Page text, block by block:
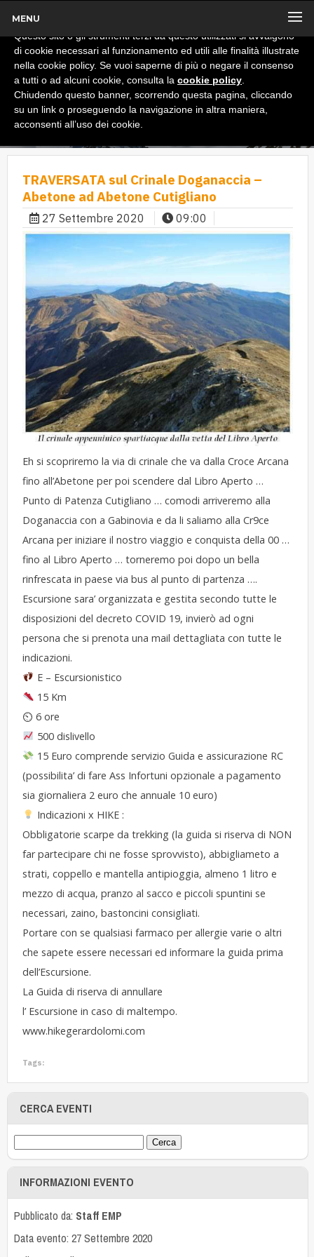
MENU
TRAVERSATA sul Crinale Doganaccia –
Abetone ad Abetone Cutigliano
27 Settembre 2020 09:00
Eh si scopriremo la via di crinale che va dalla Croce Arcana
fino all’Abetone per poi scendere dal Libro Aperto …
Punto di Patenza Cutigliano … comodi arriveremo alla
Doganaccia con a Gabinovia e da li saliamo alla Cr9ce
Arcana per iniziare il nostro viaggio e conquista della 00 …
fino al Libro Aperto … torneremo poi dopo un bella
rinfrescata in paese via bus al punto di partenza ….
Escursione sara’ organizzata e gestita secondo tutte le
disposizioni del decreto COVID 19, invierò ad ogni
persona che si prenota una mail dettagliata con tutte le
indicazioni.
E – Escursionistico
15 Km
⏲ 6 ore
500 dislivello
15 Euro comprende servizio Guida e assicurazione RC
(possibilita’ di fare Ass Infortuni opzionale a pagamento
sia giornaliera 2 euro che annuale 10 euro)
Indicazioni x HIKE :
Obbligatorie scarpe da trekking (la guida si riserva di NON
far partecipare chi ne fosse sprovvisto), abbigliameto a
strati, coppello e mantella antipioggia, almeno 1 litro e
mezzo di acqua, pranzo al sacco e piccoli spuntini se
necessari, zaino, bastoncini consigliati.
Portare con se qualsiasi farmaco per allergie varie o altri
che sapete essere necessari ed informare la guida prima
dell’Escursione.
La Guida di riserva di annullare
l’ Escursione in caso di maltempo.
www.hikegerardolomi.com
Tags:
CERCA EVENTI
INFORMAZIONI EVENTO
Pubblicato da: Staff EMP
Data evento: 27 Settembre 2020
x
Informativa
Questo sito o gli strumenti terzi da questo utilizzati si avvalgono
di cookie necessari al funzionamento ed utili alle finalità illustrate
nella cookie policy. Se vuoi saperne di più o negare il consenso
a tutti o ad alcuni cookie, consulta la cookie policy
Chiudendo questo banner, scorrendo questa pagina, cliccando
su un link o proseguendo la navigazione in altra maniera,
acconsenti all’uso dei cookie.